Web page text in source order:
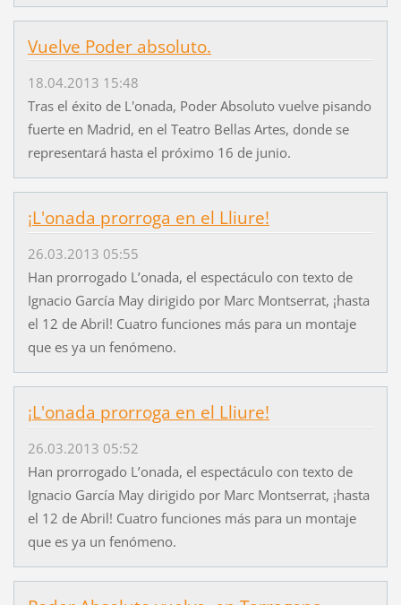
Vuelve Poder absoluto.
18.04.2013 15:48
Tras el éxito de L'onada, Poder Absoluto vuelve pisando
fuerte en Madrid, en el Teatro Bellas Artes, donde se
representará hasta el próximo 16 de junio.
¡L'onada prorroga en el Lliure!
26.03.2013 05:55
Han prorrogado L’onada, el espectáculo con texto de
Ignacio García May dirigido por Marc Montserrat, ¡hasta
el 12 de Abril! Cuatro funciones más para un montaje
que es ya un fenómeno.
¡L'onada prorroga en el Lliure!
26.03.2013 05:52
Han prorrogado L’onada, el espectáculo con texto de
Ignacio García May dirigido por Marc Montserrat, ¡hasta
el 12 de Abril! Cuatro funciones más para un montaje
que es ya un fenómeno.